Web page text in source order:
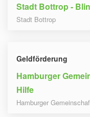
Stadt Bottrop -
Stadt Bottrop
Geldförderung
Hamburger
Hilfe
Hamburger